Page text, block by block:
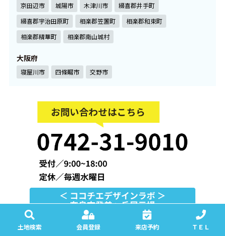
土地検索 会員登録 来店予約 ＴＥＬ
京田辺市 城陽市 木津川市
綴喜郡井手町
綴喜郡宇治田原町
相楽郡笠置町
相楽郡和束町
相楽郡精華町
相楽郡南山城村
大阪府
寝屋川市 四條畷市 交野市